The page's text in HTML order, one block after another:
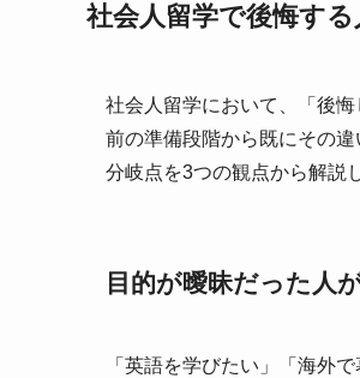
社会人留学で後悔す
社会人留学において、「後
前の準備段階から既にその
分岐点を3つの観点から解説
目的が曖昧だった人
「英語を学びたい」「海外